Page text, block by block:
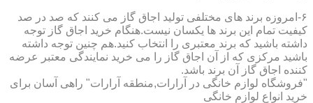
۶-امروزه برند های مختلفی تولید اجاق گاز می کنند که صد در صد
کیفیت تمام این برند ها یکسان نیست.هنگام خرید اجاق گاز توجه
داشته باشید که برند معتبری را انتخاب کنید.هم چنین توجه داشته
باشید مرکزی که از آن اجاق گاز را می خرید نمایندگی معتبر عرضه
کننده اجاق گاز آن برند باشد.
"فروشگاه لوازم خانگی در آرارات,منطقه آرارات" راهی آسان برای
خرید انواع لوازم خانگی